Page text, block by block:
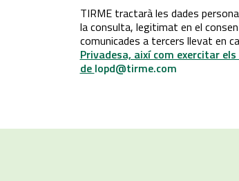
TIRME tractarà les dades
la consulta, legitimat en el
comunicades a tercers llevat en
Privadesa, així com exercitar
de lopd@tirme.com